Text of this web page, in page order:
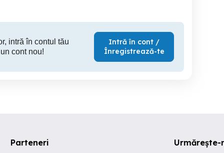
intră în contul tău
cont nou!
Intră în cont /
Înregistrează-te
Urmărește-
Parteneri